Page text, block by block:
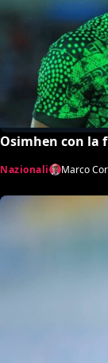
Osimhen con la
Nazionali Marco